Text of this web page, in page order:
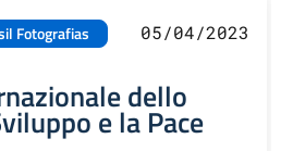
Fotografias 05/04/2023
dello
e la Pace